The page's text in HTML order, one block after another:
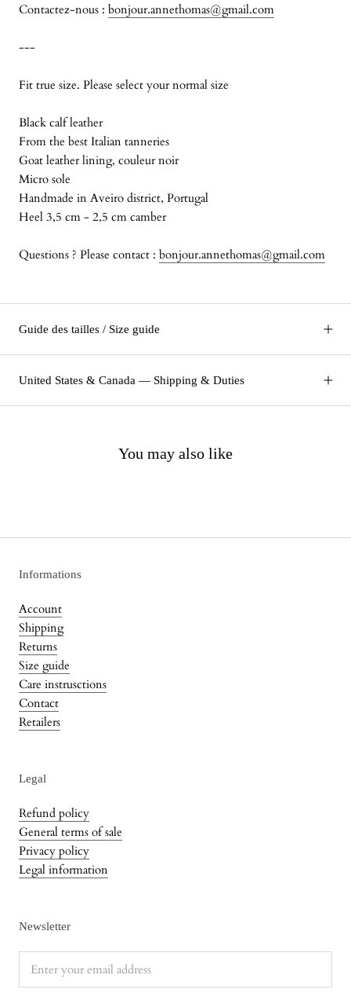
Contactez-nous : bonjour.annethomas@gmail.com
---
Fit true size. Please select your normal size
Black calf leather
From the best Italian tanneries
Goat leather lining, couleur noir
Micro sole
Handmade in Aveiro district, Portugal
Heel 3,5 cm - 2,5 cm camber
Questions ? Please contact : bonjour.annethomas@gmail.com
Guide des tailles / Size guide
United States & Canada — Shipping & Duties
You may also like
Informations
Account
Shipping
Returns
Size guide
Care instrusctions
Contact
Retailers
Legal
Refund policy
General terms of sale
Privacy policy
Legal information
Newsletter